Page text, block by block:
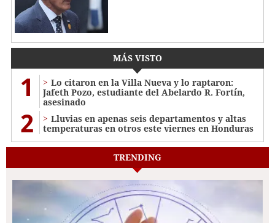
MÁS VISTO
1
Lo citaron en la Villa Nueva y lo raptaron:
Jafeth Pozo, estudiante del Abelardo R. Fortín,
asesinado
2
Lluvias en apenas seis departamentos y altas
temperaturas en otros este viernes en Honduras
TRENDING